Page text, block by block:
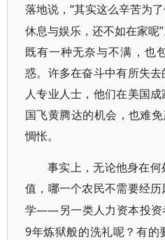
落地说，“其实这么辛苦为
休息与娱乐，还不如在家呢
既有一种无奈与不满，也
惑。许多在奋斗中有所失
人专业人士，他们在美国
国飞黄腾达的机会，也难
惆怅。
事实上，无论他身在
值，哪一个农民不需要经
学——另一类人力资本投资
9年炼狱般的洗礼呢？有的